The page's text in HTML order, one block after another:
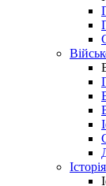
Історія